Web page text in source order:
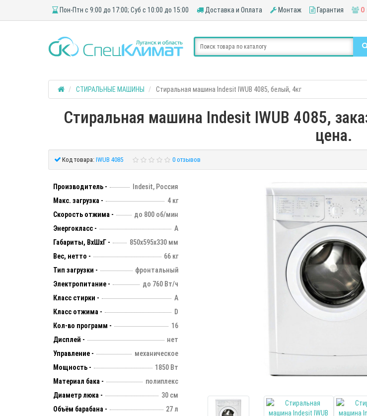
Пон-Птн с 9:00 до 17:00; Суб с 10:00 до 15:00 Доставка и Оплата Монтаж Гарантия О
СТИРАЛЬНЫЕ МАШИНЫ Стиральная машина Indesit IWUB 4085, белый, 4кг
Стиральная машина Indesit IWUB 4085,
цена.
Код товара: IWUB 4085 0 отзывов
Производитель -
Indesit, Россия
Макс. загрузка -
4 кг
Скорость отжима -
до 800 об/мин
Энергокласс -
А
Габариты, ВхШхГ -
850х595х330 мм
Вес, нетто -
66 кг
Тип загрузки -
фронтальный
Электропитание -
до 760 Вт/ч
Класс стирки -
А
Класс отжима -
D
Кол-во программ -
16
Дисплей -
нет
Управление -
механическое
Мощность -
1850 Вт
Материал бака -
полиплекс
Диаметр люка -
30 см
Объём барабана -
27 л